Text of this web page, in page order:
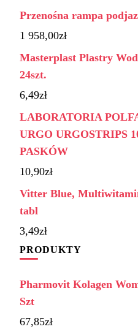
Przenośna rampa
1 958,00zł
Masterplast Plastry
24szt.
6,49zł
LABORATORIA
URGO URGOSTRIPS
PASKÓW
10,90zł
Vitter Blue,
tabl
3,49zł
PRODUKTY
Pharmovit Kolagen
Szt
67,85zł